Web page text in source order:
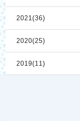
2021(36)
2020(25)
2019(11)